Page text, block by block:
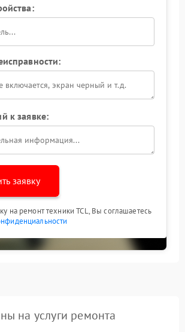
к заявке:
заявку
на ремонт техники TCL, Вы соглашаетесь
на услуги ремонта